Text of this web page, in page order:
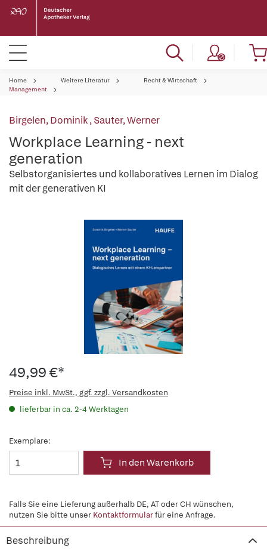
Home Weitere Literatur
Recht & Wirtschaft
Management
Birgelen, Dominik,Sauter, Werner
Workplace Learning - next
generation
Selbstorganisiertes und kollaboratives Lernen im Dialog
mit der generativen KI
49,99 €*
Preise inkl. MwSt., ggf. zzgl. Versandkosten
lieferbar in ca. 2-4 Werktagen
Exemplare:
In den Warenkorb
Falls Sie eine Lieferung außerhalb DE, AT oder CH wünschen,
nutzen Sie bitte unser Kontaktformularfür eine Anfrage.
Beschreibung